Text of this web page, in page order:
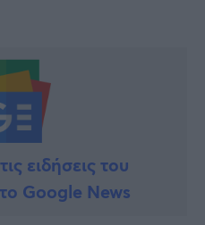
ειδήσεις του
Google News